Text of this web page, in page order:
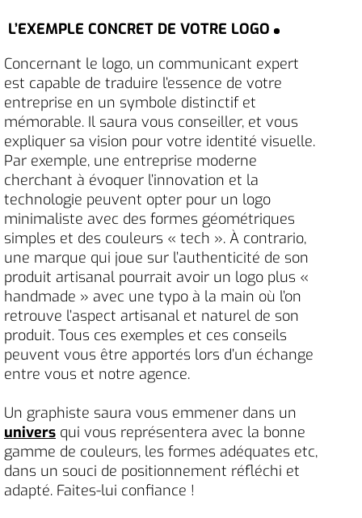
L’EXEMPLE CONCRET DE VOTRE LOGO
Concernant le logo, un communicant expert
est capable de traduire l’essence de votre
entreprise en un symbole distinctif et
mémorable. Il saura vous conseiller, et vous
expliquer sa vision pour votre identité visuelle.
Par exemple, une entreprise moderne
cherchant à évoquer l’innovation et la
technologie peuvent opter pour un logo
minimaliste avec des formes géométriques
simples et des couleurs « tech ». À contrario,
une marque qui joue sur l’authenticité de son
produit artisanal pourrait avoir un logo plus «
handmade » avec une typo à la main où l’on
retrouve l’aspect artisanal et naturel de son
produit. Tous ces exemples et ces conseils
peuvent vous être apportés lors d’un échange
entre vous et notre agence.
Un graphiste saura vous emmener dans un
univers qui vous représentera avec la bonne
gamme de couleurs, les formes adéquates etc,
dans un souci de positionnement réfléchi et
adapté. Faites-lui confiance !